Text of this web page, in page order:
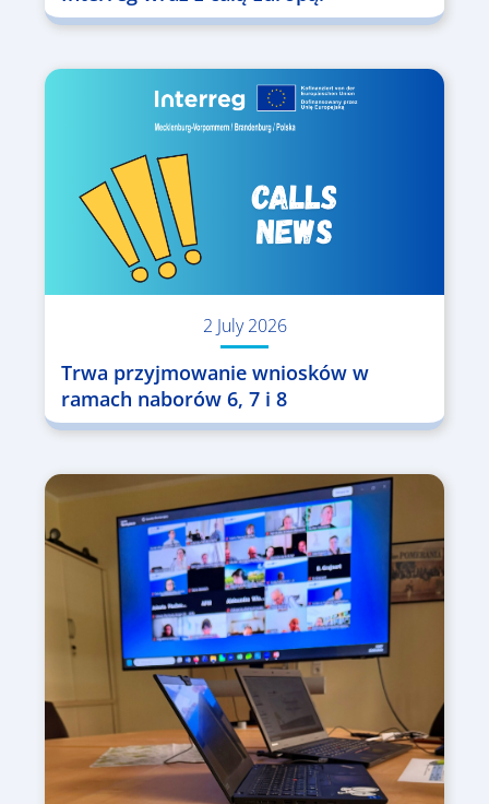
2 July 2026
Trwa przyjmowanie wniosków w
ramach naborów 6, 7 i 8